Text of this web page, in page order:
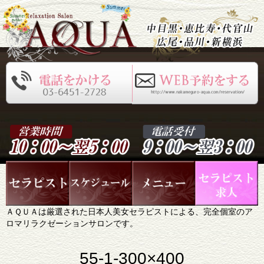
ＡＱＵＡは厳選された日本人美女セラピストによる、完全個室のア
ロマリラクゼーションサロンです。
55-1-300×400